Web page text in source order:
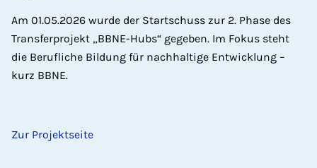
Am 01.05.2026 wurde der Startschuss zur 2. Phase des
Transferprojekt „BBNE-Hubs“ gegeben. Im Fokus steht
die Berufliche Bildung für nachhaltige Entwicklung –
kurz BBNE.
Zur Projektseite